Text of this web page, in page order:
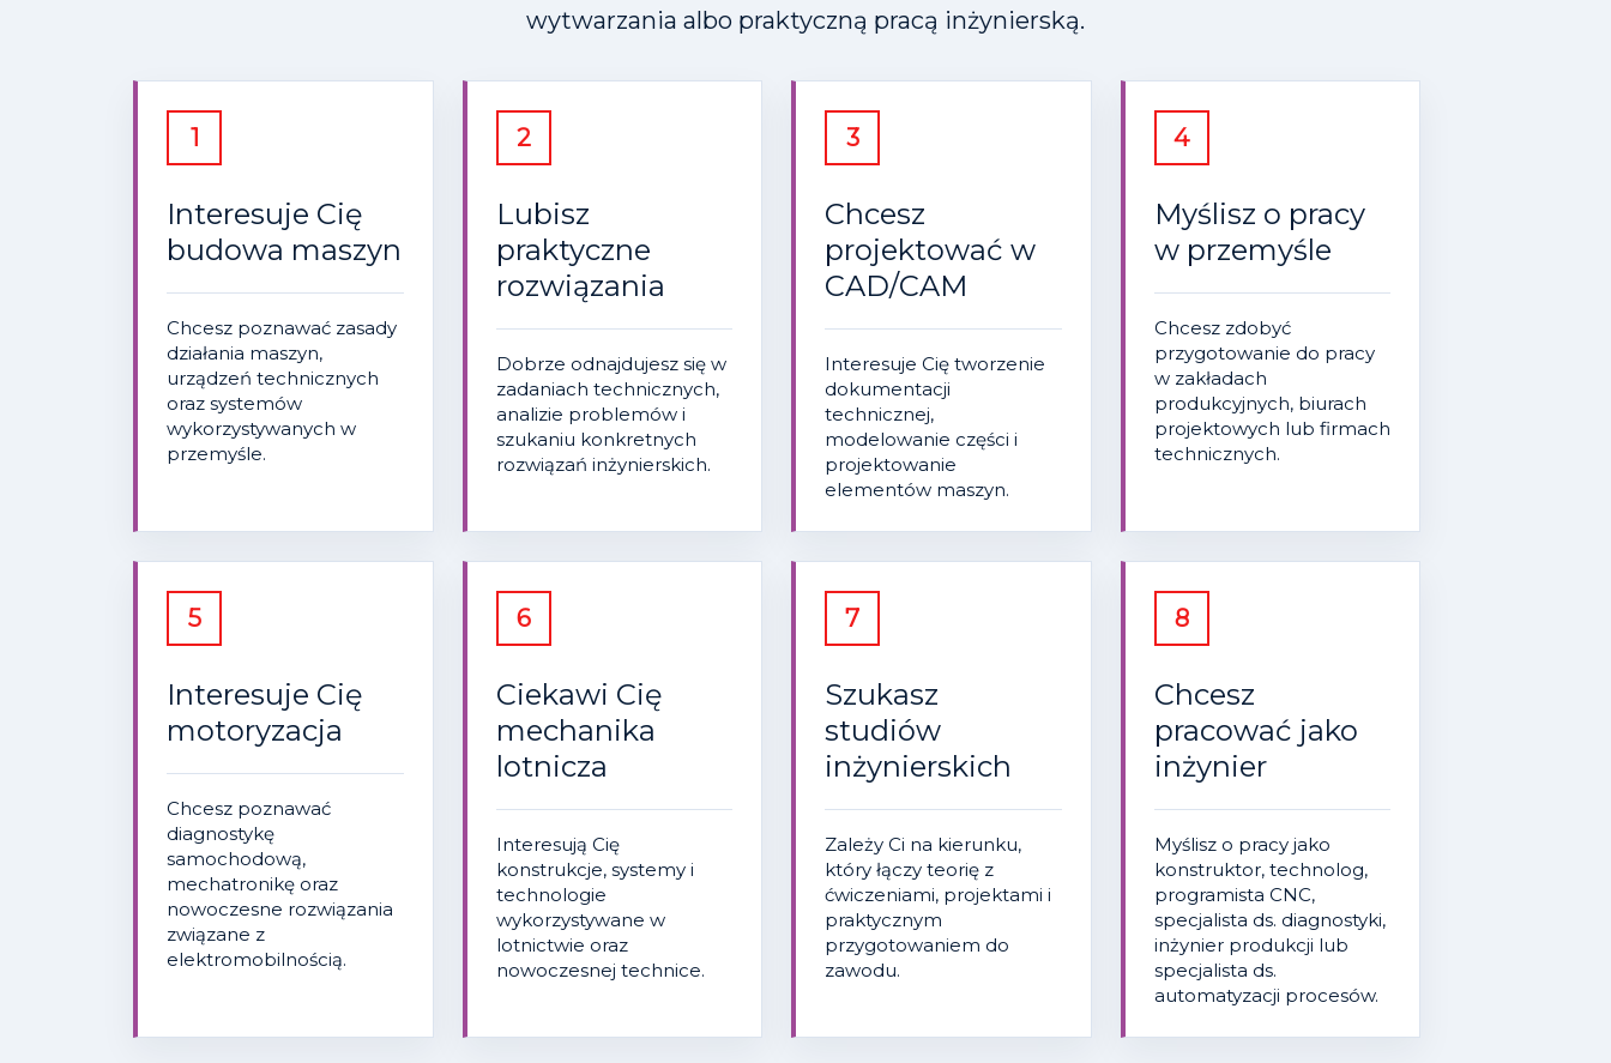
wytwarzania albo praktyczną pracą inżynierską.
1
Interesuje Cię
budowa maszyn
Chcesz poznawać zasady
działania maszyn,
urządzeń technicznych
oraz systemów
wykorzystywanych w
przemyśle.
2
Lubisz
praktyczne
rozwiązania
Dobrze odnajdujesz się w
zadaniach technicznych,
analizie problemów i
szukaniu konkretnych
rozwiązań inżynierskich.
3
Chcesz
projektować w
CAD/CAM
Interesuje Cię tworzenie
dokumentacji
technicznej,
modelowanie części i
projektowanie
elementów maszyn.
4
Myślisz o pracy
w przemyśle
Chcesz zdobyć
przygotowanie do pracy
w zakładach
produkcyjnych, biurach
projektowych lub firmach
technicznych.
5
Interesuje Cię
motoryzacja
Chcesz poznawać
diagnostykę
samochodową,
mechatronikę oraz
nowoczesne rozwiązania
związane z
elektromobilnością.
6
Ciekawi Cię
mechanika
lotnicza
Interesują Cię
konstrukcje, systemy i
technologie
wykorzystywane w
lotnictwie oraz
nowoczesnej technice.
7
Szukasz
studiów
inżynierskich
Zależy Ci na kierunku,
który łączy teorię z
ćwiczeniami, projektami i
praktycznym
przygotowaniem do
zawodu.
8
Chcesz
pracować jako
inżynier
Myślisz o pracy jako
konstruktor, technolog,
programista CNC,
specjalista ds. diagnostyki,
inżynier produkcji lub
specjalista ds.
automatyzacji procesów.